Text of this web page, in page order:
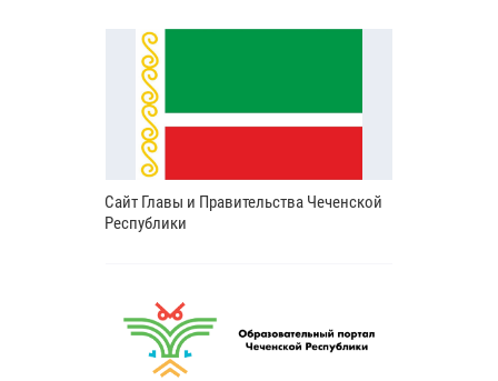
Сайт Главы и Правительства Чеченской
Республики